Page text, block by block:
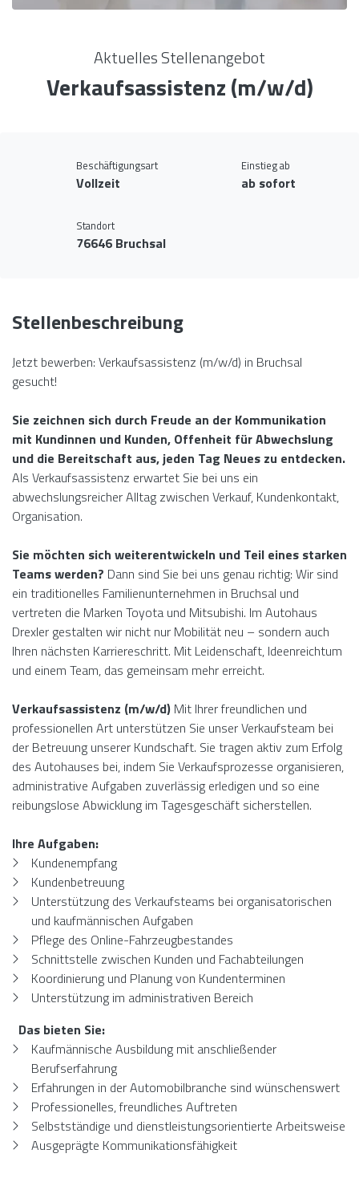
Aktuelles Stellenangebot
Verkaufsassistenz (m/w/d)
Beschäftigungsart
Vollzeit
Einstieg ab
ab sofort
Standort
76646 Bruchsal
Stellenbeschreibung
Jetzt bewerben: Verkaufsassistenz (m/w/d) in Bruchsal
gesucht!
Sie zeichnen sich durch Freude an der Kommunikation
mit Kundinnen und Kunden, Offenheit für Abwechslung
und die Bereitschaft aus, jeden Tag Neues zu entdecken.
Als Verkaufsassistenz erwartet Sie bei uns ein
abwechslungsreicher Alltag zwischen Verkauf, Kundenkontakt,
Organisation.
Sie möchten sich weiterentwickeln und Teil eines starken
Teams werden? Dann sind Sie bei uns genau richtig: Wir sind
ein traditionelles Familienunternehmen in Bruchsal und
vertreten die Marken Toyota und Mitsubishi. Im Autohaus
Drexler gestalten wir nicht nur Mobilität neu – sondern auch
Ihren nächsten Karriereschritt. Mit Leidenschaft, Ideenreichtum
und einem Team, das gemeinsam mehr erreicht.
Verkaufsassistenz (m/w/d) Mit Ihrer freundlichen und
professionellen Art unterstützen Sie unser Verkaufsteam bei
der Betreuung unserer Kundschaft. Sie tragen aktiv zum Erfolg
des Autohauses bei, indem Sie Verkaufsprozesse organisieren,
administrative Aufgaben zuverlässig erledigen und so eine
reibungslose Abwicklung im Tagesgeschäft sicherstellen.
Ihre Aufgaben:
Kundenempfang
Kundenbetreuung
Unterstützung des Verkaufsteams bei organisatorischen
und kaufmännischen Aufgaben
Pflege des Online-Fahrzeugbestandes
Schnittstelle zwischen Kunden und Fachabteilungen
Koordinierung und Planung von Kundenterminen
Unterstützung im administrativen Bereich
Das bieten Sie:
Kaufmännische Ausbildung mit anschließender
Berufserfahrung
Erfahrungen in der Automobilbranche sind wünschenswert
Professionelles, freundliches Auftreten
Selbstständige und dienstleistungsorientierte Arbeitsweise
Ausgeprägte Kommunikationsfähigkeit